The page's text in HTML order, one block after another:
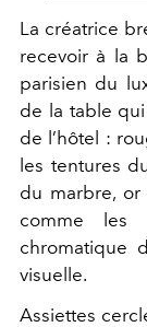
La créatrice
recevoir à la
parisien du
de la table
de l’hôtel :
les tentures
du marbre, or
comme les
chromatique
visuelle.
Assiettes